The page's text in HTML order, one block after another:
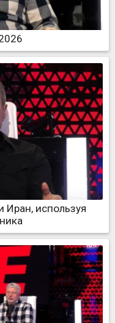
Иран, используя